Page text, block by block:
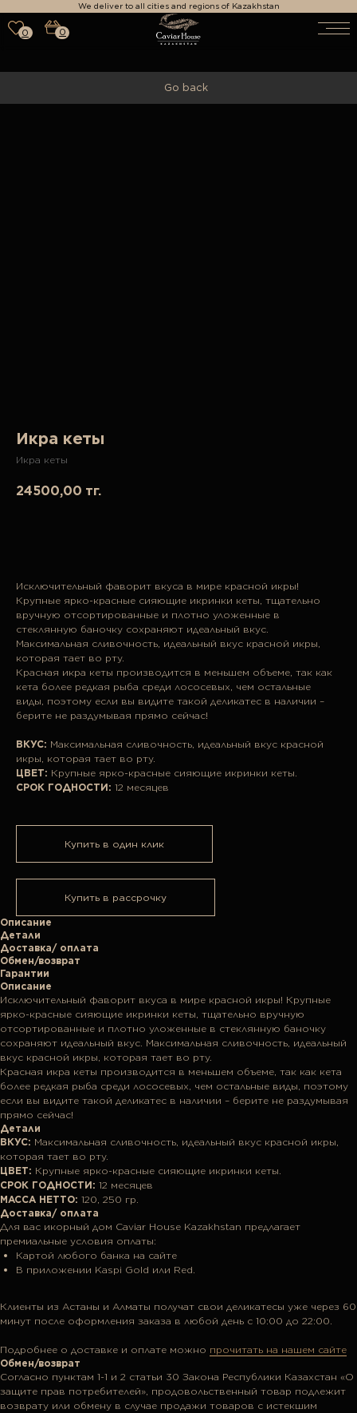
We deliver to all cities and regions of Kazakhstan
0 0
Go back
Икра кеты
Икра кеты
24500,00 тг.
Исключительный фаворит вкуса в мире красной икры!
Крупные ярко-красные сияющие икринки кеты, тщательно
вручную отсортированные и плотно уложенные в
стеклянную баночку сохраняют идеальный вкус.
Максимальная сливочность, идеальный вкус красной икры,
которая тает во рту.
Красная икра кеты производится в меньшем объеме, так как
кета более редкая рыба среди лососевых, чем остальные
виды, поэтому если вы видите такой деликатес в наличии –
берите не раздумывая прямо сейчас!
ВКУС: Максимальная сливочность, идеальный вкус красной
икры, которая тает во рту.
ЦВЕТ: Крупные ярко-красные сияющие икринки кеты.
СРОК ГОДНОСТИ: 12 месяцев
Купить в один клик
Купить в рассрочку
Описание
Детали
Доставка/ оплата
Обмен/возврат
Гарантии
Описание
Исключительный фаворит вкуса в мире красной икры! Крупные
ярко-красные сияющие икринки кеты, тщательно вручную
отсортированные и плотно уложенные в стеклянную баночку
сохраняют идеальный вкус. Максимальная сливочность, идеальный
вкус красной икры, которая тает во рту.
Красная икра кеты производится в меньшем объеме, так как кета
более редкая рыба среди лососевых, чем остальные виды, поэтому
если вы видите такой деликатес в наличии – берите не раздумывая
прямо сейчас!
Детали
ВКУС: Максимальная сливочность, идеальный вкус красной икры,
которая тает во рту.
ЦВЕТ: Крупные ярко-красные сияющие икринки кеты.
СРОК ГОДНОСТИ: 12 месяцев
МАССА НЕТТО: 120, 250 гр.
Доставка/ оплата
Для вас икорный дом Caviar House Kazakhstan предлагает
премиальные условия оплаты:
Картой любого банка на сайте
В приложении Kaspi Gold или Red.
Клиенты из Астаны и Алматы получат свои деликатесы уже через 60
минут после оформления заказа в любой день с 10:00 до 22:00.
Подробнее о доставке и оплате можно прочитать на нашем сайте
Обмен/возврат
Согласно пунктам 1-1 и 2 статьи 30 Закона Республики Казахстан «О
защите прав потребителей», продовольственный товар подлежит
возврату или обмену в случае продажи товаров с истекшим